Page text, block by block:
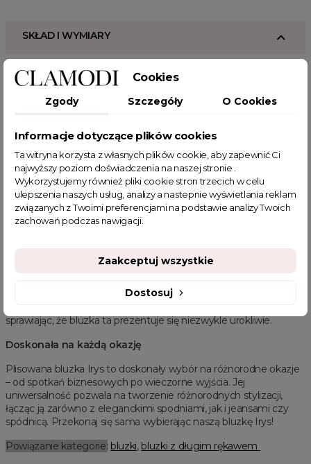
SKŁAD I WYMIARY
OPIS PRODUKTU
Plisowana bluzka Irys w głębokim odcieniu czerni to
kwintesencja elegancji i stylu. Jej długie, szerokie rękawy z
plisami, zakończone mankietem, nadają całości wyjątkowego
charakteru. Model ten to doskonały wybór dla kobiet pragnących
podkreślić swoją indywidualność, łącząc wyrafinowany design z
komfortem noszenia.
Subtelność w Detalu - guzik i mankiety
Z tyłu zapinana na guzik, bluzka Irys to nie tylko funkcjonalne
rozwiązanie, ale również element, który nadaje całości szyku.
tworząc elegancką stylizację. Delikatna stójka oraz marszczenia
sprawiając, że bluzka ta prezentuje się niezwykle urokliwie.
Doskonała na każdą okazję
Plisowana bluzka Irys to doskonały wybór na różnorodne okazje
– od spotkań biznesowych po wieczorne wyjścia. Jej
uniwersalność pozwala na tworzenie różnorodnych stylizacji,
łącząc ją zarówno z eleganckimi spodniami, jak i jeansami czy
spódnicą. Przekonaj się sama wybierając naszą bluzkę Irys!
Powiązanie kategorie: bluzki, bluzki z długim rękawem
Cookies
Zgody Szczegóły O Cookies
Informacje dotyczące plików cookies
Ta witryna korzysta z własnych plików cookie, aby zapewnić Ci
najwyższy poziom doświadczenia na naszej stronie .
Wykorzystujemy również pliki cookie stron trzecich w celu
ulepszenia naszych usług, analizy a nastepnie wyświetlania reklam
związanych z Twoimi preferencjami na podstawie analizy Twoich
zachowań podczas nawigacji.
Dostosuj
Zaakceptuj wszystkie